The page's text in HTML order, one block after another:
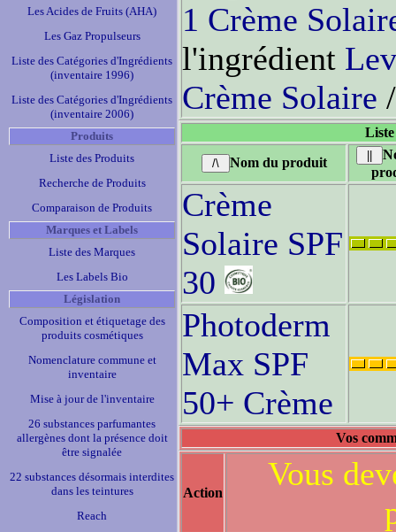
Les Acides de Fruits (AHA)
Les Gaz Propulseurs
Liste des Catégories d'Ingrédients
(inventaire 1996)
Liste des Catégories d'Ingrédients
(inventaire 2006)
Produits
Liste des Produits
Recherche de Produits
Comparaison de Produits
Marques et Labels
Liste des Marques
Les Labels Bio
Législation
Composition et étiquetage des
produits cosmétiques
Nomenclature commune et
inventaire
Mise à jour de l'inventaire
26 substances parfumantes
allergènes dont la présence doit
être signalée
22 substances désormais interdites
dans les teintures
Reach
1 Crème
l'ingrédient
Crème Solaire
Liste
Nom du produit
Crème
Solaire SPF
30
Photoderm
Max SPF
50+ Crème
Vos
Action
Vous